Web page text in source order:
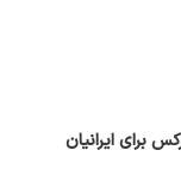
برای ایرانیان